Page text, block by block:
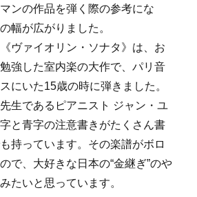
ンの作品を弾く際の参考にな
幅が広がりました。
ヴァイオリン・ソナタ》は、お
強した室内楽の大作で、パリ音
にいた15歳の時に弾きました。
生であるピアニスト ジャン・ユ
と青字の注意書きがたくさん書
持っています。その楽譜がボロ
で、大好きな日本の“金継ぎ”のや
たいと思っています。